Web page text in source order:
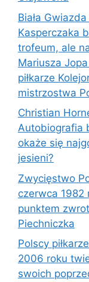
Biała
Kasperczaka
trofeum, ale
Mariusza
piłkarze
mistrzostwa
Christian
Autobiografia
okaże się
jesieni?
Zwycięstwo
czerwca 1982
punktem
Piechniczka
Polscy
2006 roku
swoich